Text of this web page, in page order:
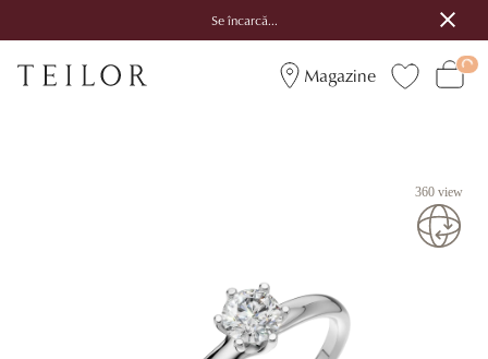
Se încarcă...
Magazine
360 view